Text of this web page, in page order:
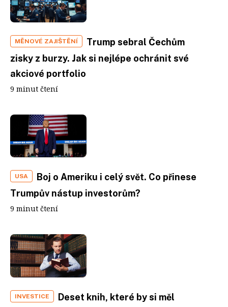
MĚNOVÉ ZAJIŠTĚNÍ
Trump sebral Čechům
zisky z burzy. Jak si nejlépe ochránit své
akciové portfolio
9 minut čtení
USA
Boj o Ameriku i celý svět. Co přinese
Trumpův nástup investorům?
9 minut čtení
INVESTICE
Deset knih, které by si měl